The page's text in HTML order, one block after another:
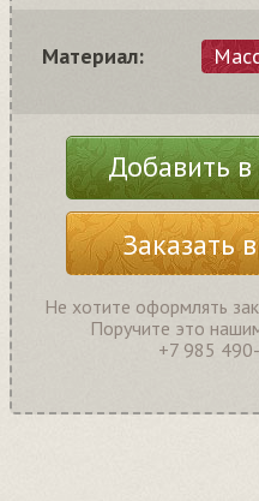
Материал:
Добавить в
Заказать
Не хотите оформлять
Поручите это
+7 985